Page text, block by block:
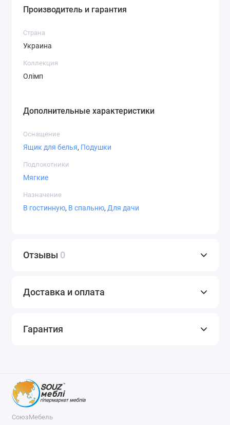
Производитель и гарантия
Страна
Украина
Коллекция
Олімп
Дополнительные характеристики
Оснащение
Ящик для белья, Подушки
Подлокотники
Мягкие
Назначение
В гостинную, В спальню, Для дачи
Отзывы 0
Доставка и оплата
Гарантия
СоюзМебель